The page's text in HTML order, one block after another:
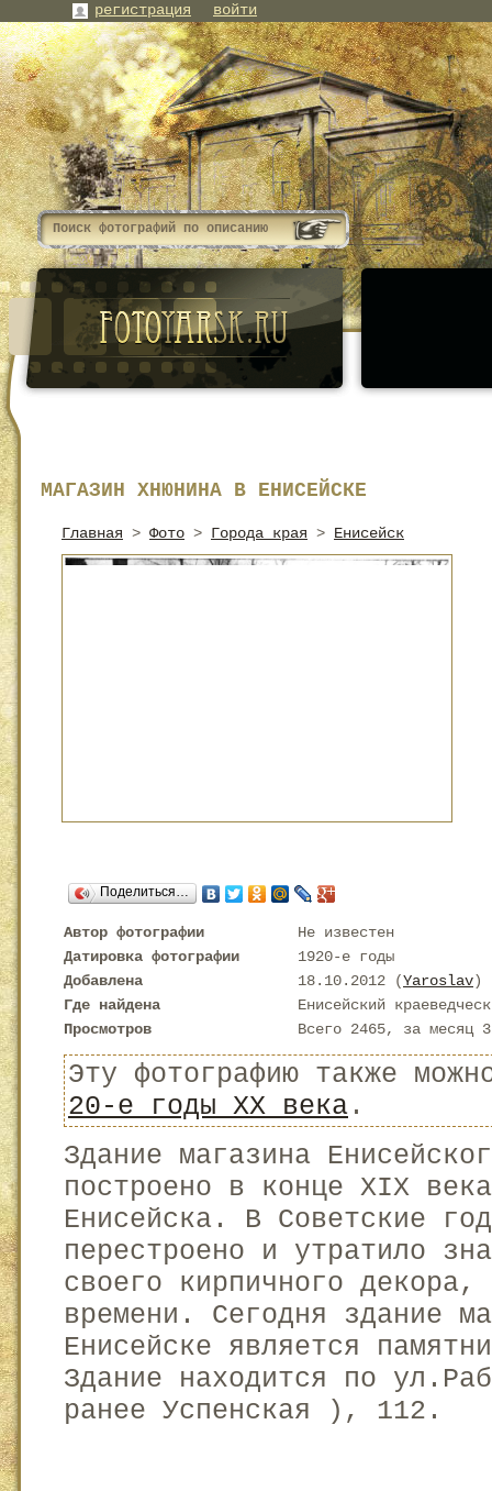
МАГАЗИН ХНЮНИНА В ЕНИСЕЙСКЕ
Главная > Фото > Города края > Енисейск
Поделиться…
Автор фотографии
Не известен
Датировка фотографии
1920-е годы
Добавлена
18.10.2012 (Yaroslav)
Где найдена
Енисейский
Просмотров
Всего 2465, за месяц
Эту фотографию также
20-е годы XX века .
Здание магазина
построено в конце XIX
Енисейска. В Советские
перестроено и утратило
своего кирпичного декора,
времени. Сегодня здание
Енисейске является
Здание находится по
ранее Успенская ), 112.
регистрация войти